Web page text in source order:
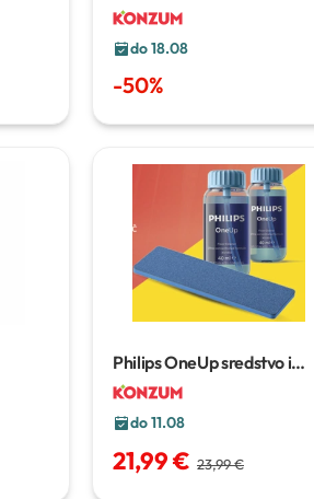
do 18.08
-50%
Philips OneUp sredstvo i
zamjenski brisač
kom
do 11.08
21,99 € 23,99 €